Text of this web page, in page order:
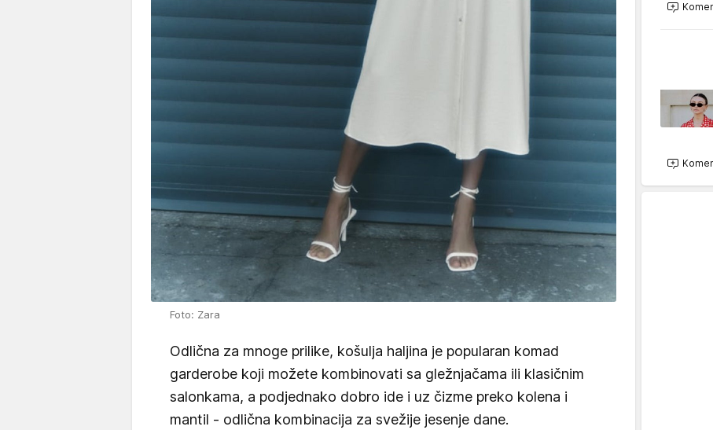
Foto: Zara
Odlična za mnoge prilike, košulja haljina je popularan komad
garderobe koji možete kombinovati sa gležnjačama ili klasičnim
salonkama, a podjednako dobro ide i uz čizme preko kolena i
mantil - odlična kombinacija za svežije jesenje dane.